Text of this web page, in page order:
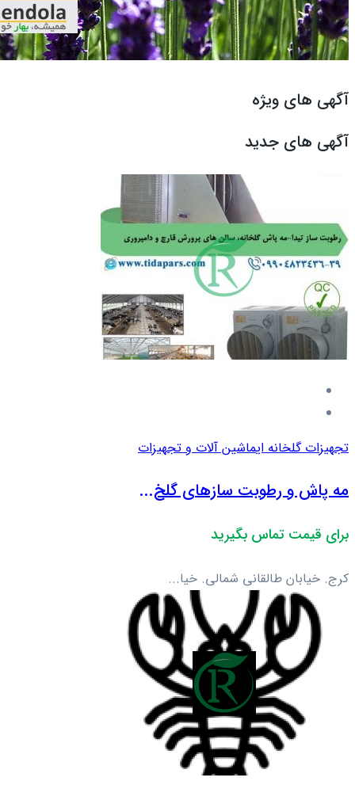
آگهی های ویژه
آگهی های جدید
تجهیزات گلخانه ایماشین آلات و تجهیزات
مه پاش و رطوبت سازهای گلخ...
برای قیمت تماس بگیرید
کرج. خیابان طالقانی شمالی. خیا...